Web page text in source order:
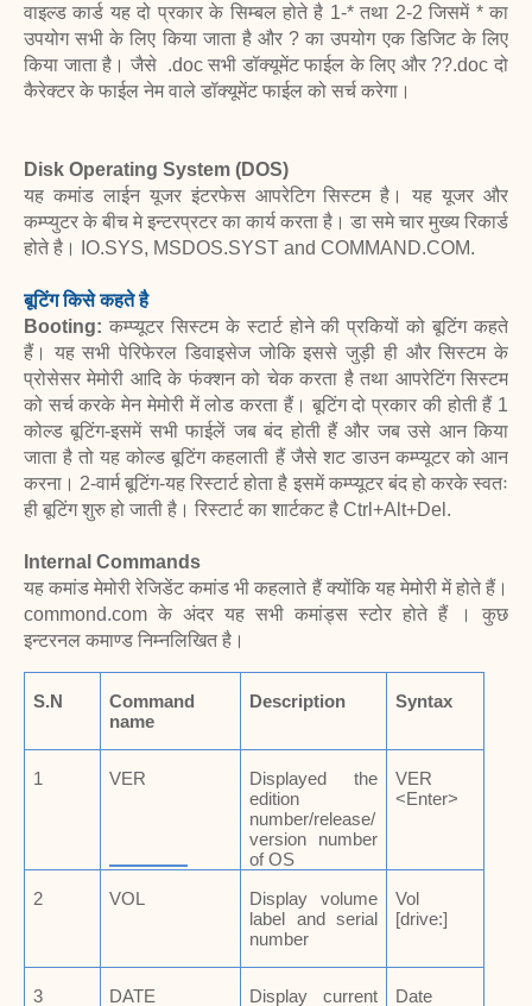
वाइल्ड कार्ड यह दो प्रकार के सिम्बल होते है 1-* तथा 2-2 जिसमें * का
उपयोग सभी के लिए किया जाता है और ? का उपयोग एक डिजिट के लिए
किया जाता है। जैसे .doc सभी डॉक्यूमेंट फाईल के लिए और ??.doc दो
कैरेक्टर के फाईल नेम वाले डॉक्यूमेंट फाईल को सर्च करेगा।
Disk Operating System (DOS)
यह कमांड लाईन यूजर इंटरफेस आपरेटिग सिस्टम है। यह यूजर और
कम्प्युटर के बीच मे इन्टरप्रटर का कार्य करता है। डा समे चार मुख्य रिकार्ड
होते है। IO.SYS, MSDOS.SYST and COMMAND.COM.
बूटिंग किसे कहते है
Booting: कम्प्यूटर सिस्टम के स्टार्ट होने की प्रकियों को बूटिंग कहते
हैं। यह सभी पेरिफेरल डिवाइसेज जोकि इससे जुड़ी ही और सिस्टम के
प्रोसेसर मेमोरी आदि के फंक्शन को चेक करता है तथा आपरेटिंग सिस्टम
को सर्च करके मेन मेमोरी में लोड करता हैं। बूटिंग दो प्रकार की होती हैं 1
कोल्ड बूटिंग-इसमें सभी फाईलें जब बंद होती हैं और जब उसे आन किया
जाता है तो यह कोल्ड बूटिंग कहलाती हैं जैसे शट डाउन कम्प्यूटर को आन
करना। 2-वार्म बूटिंग-यह रिस्टार्ट होता है इसमें कम्प्यूटर बंद हो करके स्वतः
ही बूटिंग शुरु हो जाती है। रिस्टार्ट का शार्टकट है Ctrl+Alt+Del.
Internal Commands
यह कमांड मेमोरी रेजिडेंट कमांड भी कहलाते हैं क्योंकि यह मेमोरी में होते हैं।
commond.com के अंदर यह सभी कमांड्स स्टोर होते हैं । कुछ
इन्टरनल कमाण्ड निम्नलिखित है।
S.N
Command
name
Description Syntax
1 VER
Displayed the
edition
number/release/
version number
of OS
VER
<Enter>
2 VOL
Display volume
label and serial
number
Vol
[drive:]
3 DATE
Display current
Date